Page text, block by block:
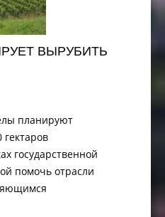
ВЫРУБИТЬ
планируют
гектаров
государственной
помочь отрасли